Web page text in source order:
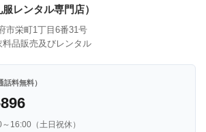
レンタル専門店）
市栄町1丁目6番31号
品販売及びレンタル
料無料）
16:00（土日祝休）